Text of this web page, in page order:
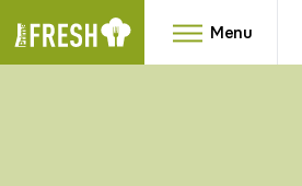
Menu